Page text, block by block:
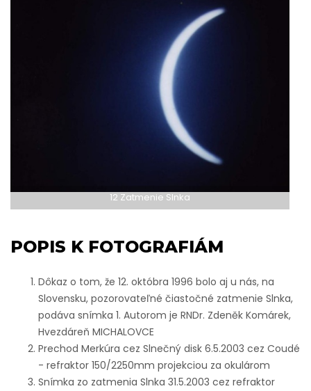
12 Zatmenie Slnka
POPIS K FOTOGRAFIÁM
Dôkaz o tom, že 12. októbra 1996 bolo aj u nás, na
Slovensku, pozorovateľné čiastočné zatmenie Slnka,
podáva snímka 1. Autorom je RNDr. Zdeněk Komárek,
Hvezdáreň MICHALOVCE
Prechod Merkúra cez Slnečný disk 6.5.2003 cez Coudé
- refraktor 150/2250mm projekciou za okulárom
Snímka zo zatmenia Slnka 31.5.2003 cez refraktor